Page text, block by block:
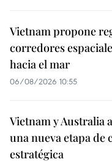
Vietnam propone
corredores
hacia el mar
06/08/2026 10:55
Vietnam y Australia
una nueva etapa de
estratégica